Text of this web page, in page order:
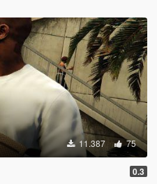
11.387 75
0.3